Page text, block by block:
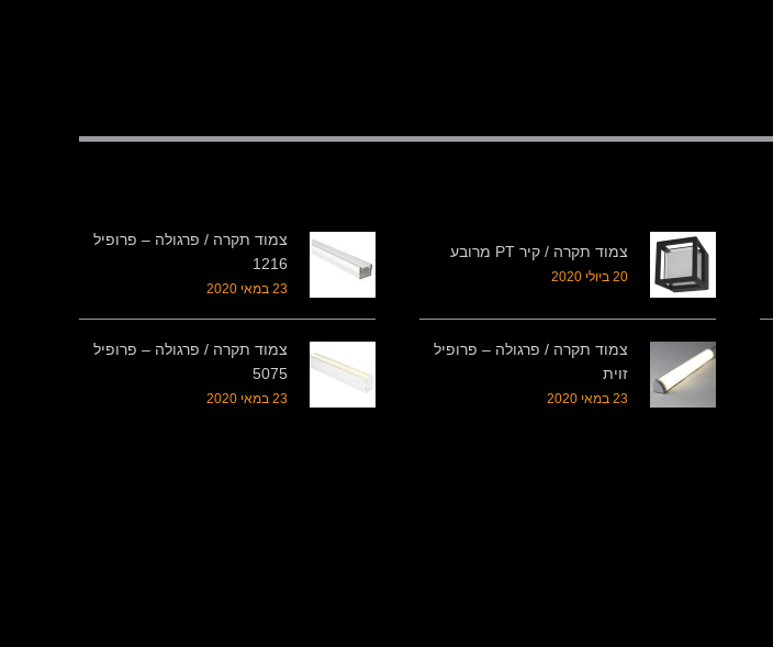
צמוד תקרה / קיר PT מרובע
20 ביולי 2020
צמוד תקרה / פרגולה – פרופיל
1216
23 במאי 2020
צמוד תקרה / פרגולה – פרופיל
זוית
23 במאי 2020
צמוד תקרה / פרגולה – פרופיל
5075
23 במאי 2020